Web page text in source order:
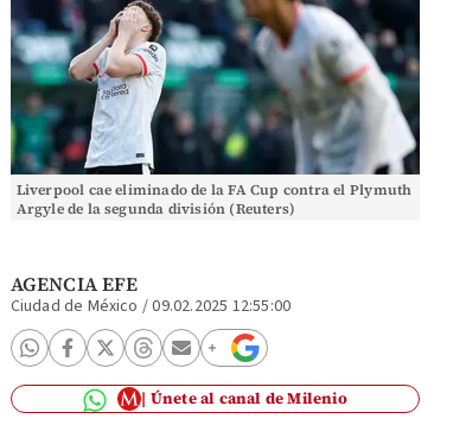
Liverpool cae eliminado de la FA Cup contra el Plymuth
Argyle de la segunda división (Reuters)
AGENCIA EFE
Ciudad de México /09.02.2025 12:55:00
Únete al canal de Milenio